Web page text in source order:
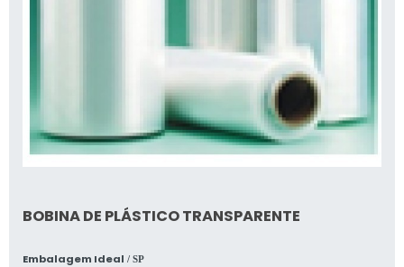
BOBINA DE PLÁSTICO TRANSPARENTE
Embalagem Ideal / SP